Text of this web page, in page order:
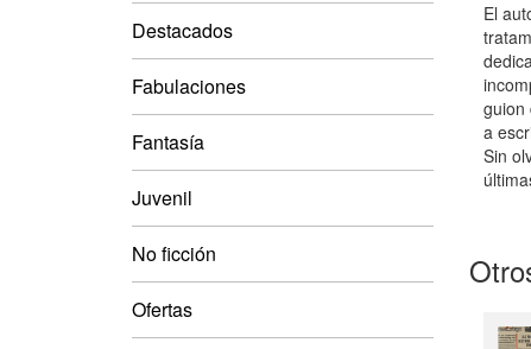
Destacados
Fabulaciones
Fantasía
Juvenil
No ficción
Ofertas
El
guion
a
Sin